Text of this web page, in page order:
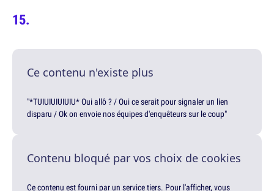
Ce contenu n'existe plus
"*TUIUIUIUIUIU* Oui allô ? / Oui ce serait pour signaler un lien
disparu / Ok on envoie nos équipes d'enquêteurs sur le coup"
Contenu bloqué par vos choix de cookies
Ce contenu est fourni par un service tiers. Pour l'afficher, vous